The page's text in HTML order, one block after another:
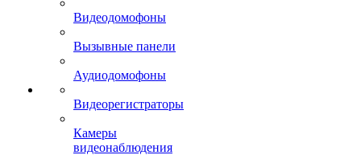
Видеодомофоны
Вызывные панели
Аудиодомофоны
Видеорегистраторы
Камеры
видеонаблюдения